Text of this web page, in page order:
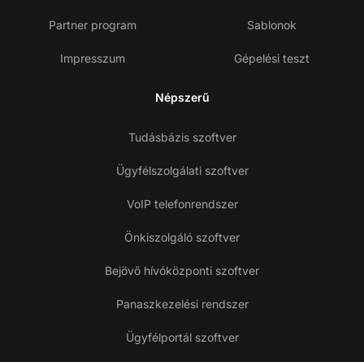
Partner program
Impresszum
Sablonok
Gépelési teszt
Népszerű
Tudásbázis szoftver
Ügyfélszolgálati szoftver
VoIP telefonrendszer
Önkiszolgáló szoftver
Bejövő hívóközponti szoftver
Panaszkezelési rendszer
Ügyfélportál szoftver